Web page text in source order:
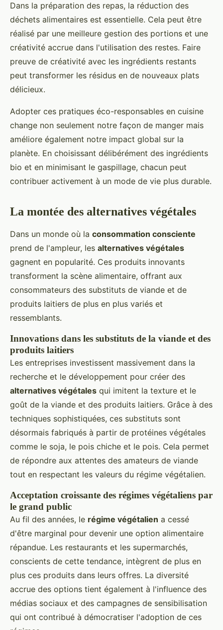
Dans la préparation des repas, la réduction des
déchets alimentaires est essentielle. Cela peut être
réalisé par une meilleure gestion des portions et une
créativité accrue dans l'utilisation des restes. Faire
preuve de créativité avec les ingrédients restants
peut transformer les résidus en de nouveaux plats
délicieux.
Adopter ces pratiques éco-responsables en cuisine
change non seulement notre façon de manger mais
améliore également notre impact global sur la
planète. En choisissant délibérément des ingrédients
bio et en minimisant le gaspillage, chacun peut
contribuer activement à un mode de vie plus durable.
La montée des alternatives végétales
Dans un monde où la consommation consciente
prend de l'ampleur, les alternatives végétales
gagnent en popularité. Ces produits innovants
transforment la scène alimentaire, offrant aux
consommateurs des substituts de viande et de
produits laitiers de plus en plus variés et
ressemblants.
Innovations dans les substituts de la viande et des
produits laitiers
Les entreprises investissent massivement dans la
recherche et le développement pour créer des
alternatives végétales qui imitent la texture et le
goût de la viande et des produits laitiers. Grâce à des
techniques sophistiquées, ces substituts sont
désormais fabriqués à partir de protéines végétales
comme le soja, le pois chiche et le pois. Cela permet
de répondre aux attentes des amateurs de viande
tout en respectant les valeurs du régime végétalien.
Acceptation croissante des régimes végétaliens par
le grand public
Au fil des années, le régime végétalien a cessé
d'être marginal pour devenir une option alimentaire
répandue. Les restaurants et les supermarchés,
conscients de cette tendance, intègrent de plus en
plus ces produits dans leurs offres. La diversité
accrue des options tient également à l'influence des
médias sociaux et des campagnes de sensibilisation
qui ont contribué à démocratiser l'adoption de ces